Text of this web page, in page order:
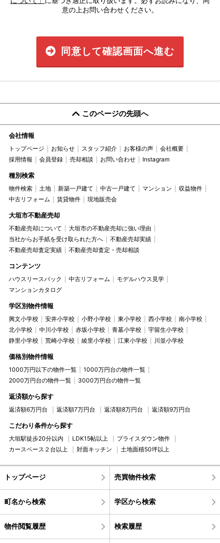
意の上お問い合わせください。
同意して確認画面へ進む
このページの先頭へ
会社情報
トップページ お知らせ スタッフ紹介 お客様の声
会社概要
採用情報
会員登録 売却相談 お問い合わせ Instagram
種別検索
物件検索 土地 新築一戸建て 中古一戸建て マンション
収益物件
中古リフォーム
賃貸物件 現地販売会
大垣市不動産売却
不動産売却について
大垣市の不動産売却に強い理由
当社からお手紙を受け取られた方へ
不動産売却実績
不動産売却査定実績
不動産売却査定・売却相談
コンテンツ
ハウスリースバック 中古リフォーム
モデルハウス見学
マンションカタログ
学区別物件情報
興文小学校 安井小学校 小野小学校 東小学校 西小学校
南小学校
北小学校
中川小学校 赤坂小学校 青墓小学校
宇留生小学校
静里小学校
荒崎小学校 綾里小学校 江東小学校 川並小学校
価格別物件情報
1000万円以下の物件一覧
1000万円台の物件一覧
2000万円台の物件一覧
3000万円台の物件一覧
返済額から探す
返済額6万円台 返済額7万円台 返済額8万円台 返済額9万円台
こだわり条件から探す
大垣駅徒歩20分以内 LDK15帖以上
プライスダウン物件
カースペース２台以上
対面キッチン 土地面積50坪以上
トップページ 売買物件検索
町名から検索 学区から検索
物件閲覧履歴 検索履歴